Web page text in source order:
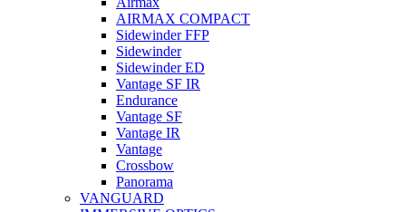
AIRMAX COMPACT
Sidewinder FFP
Sidewinder
Sidewinder ED
Vantage SF IR
Endurance
Vantage SF
Vantage IR
Vantage
Crossbow
Panorama
VANGUARD